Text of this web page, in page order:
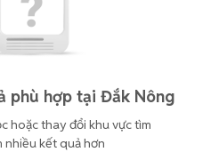
phù hợp tại Đắk Nông
hoặc thay đổi khu vực tìm
nhiều kết quả hơn